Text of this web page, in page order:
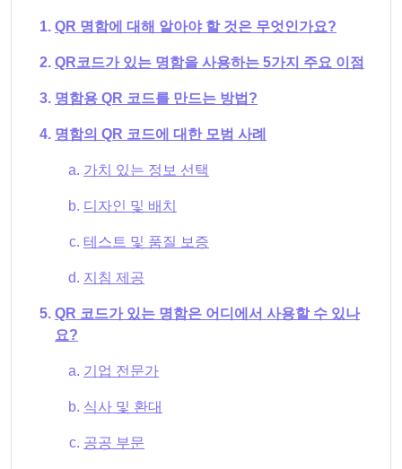
QR 명함에 대해 알아야 할 것은 무엇인가요?
QR코드가 있는 명함을 사용하는 5가지 주요 이점
명함용 QR 코드를 만드는 방법?
명함의 QR 코드에 대한 모범 사례
가치 있는 정보 선택
디자인 및 배치
테스트 및 품질 보증
지침 제공
QR 코드가 있는 명함은 어디에서 사용할 수 있나
요?
기업 전문가
식사 및 환대
공공 부문